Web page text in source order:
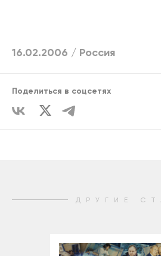
16.02.2006 / Россия
Поделиться в соцсетях
ДРУГИЕ